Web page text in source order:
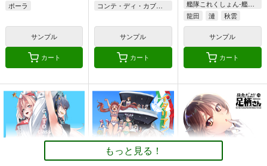
ポーラ
サンプル
カート
コンテ・ディ・カブール
サンプル
カート
艦隊これくしょん-艦これ-
龍田
漣 秋雲
サンプル
カート
もっと見る！